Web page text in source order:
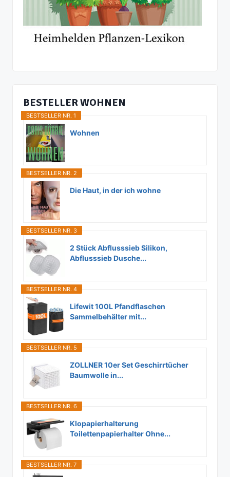
BESTELLER WOHNEN
BESTSELLER NR. 1
Wohnen
BESTSELLER NR. 2
Die Haut, in der ich wohne
BESTSELLER NR. 3
2 Stück Abflusssieb Silikon,
Abflusssieb Dusche...
BESTSELLER NR. 4
Lifewit 100L Pfandflaschen
Sammelbehälter mit...
BESTSELLER NR. 5
ZOLLNER 10er Set Geschirrtücher
Baumwolle in...
BESTSELLER NR. 6
Klopapierhalterung
Toilettenpapierhalter Ohne...
BESTSELLER NR. 7